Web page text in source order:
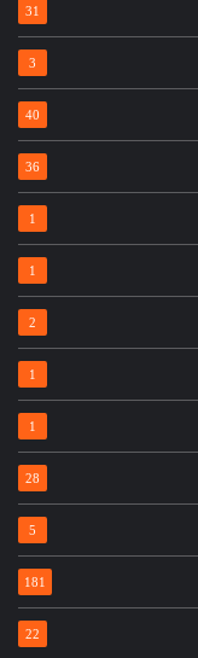
31
3
40
36
1
1
2
1
1
28
5
181
22